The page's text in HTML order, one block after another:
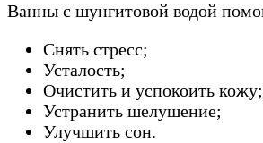
Ванны с шунгитовой водой
Снять стресс;
Усталость;
Очистить и успокоить кожу;
Устранить шелушение;
Улучшить сон.